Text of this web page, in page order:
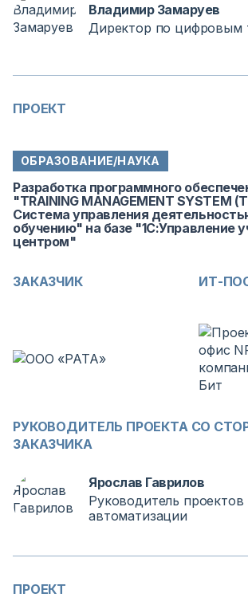
Владимир Замаруев
Директор по цифровым
ПРОЕКТ
ОБРАЗОВАНИЕ/НАУКА
Разработка программного
"TRAINING MANAGEMENT SYSTEM
Cистема управления
обучению" на базе "1С:Управление
центром"
ЗАКАЗЧИК ИТ-
РУКОВОДИТЕЛЬ ПРОЕКТА СО
ЗАКАЗЧИКА
Ярослав Гаврилов
Руководитель проектов
автоматизации
ПРОЕКТ